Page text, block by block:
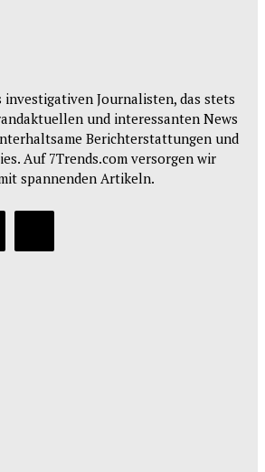
investigativen Journalisten, das stets
und interessanten News
Berichterstattungen und
Auf 7Trends.com versorgen wir
spannenden Artikeln.